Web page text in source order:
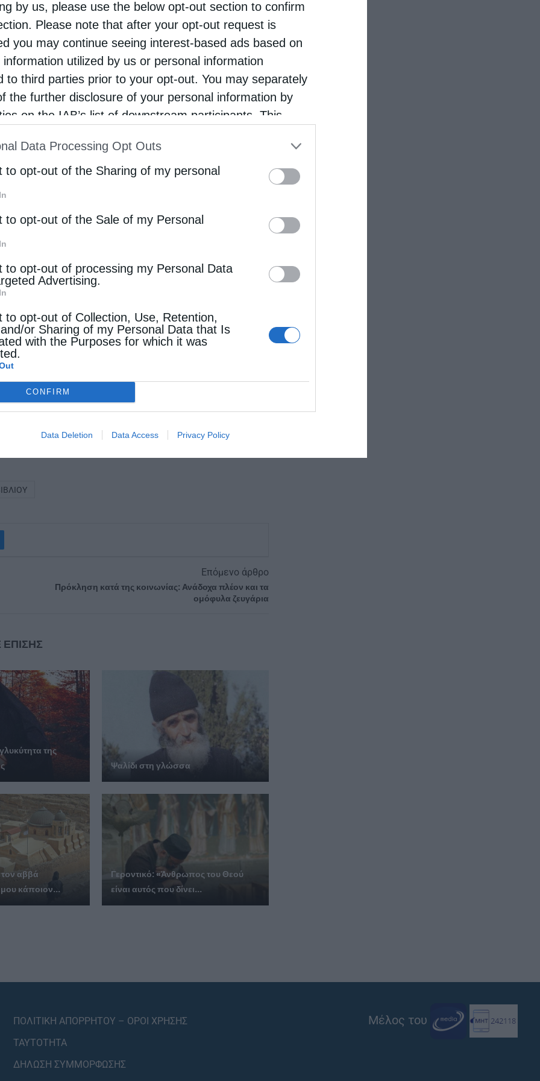
by us, please use the below opt-out section to confirm
Please note that after your opt-out request is
you may continue seeing interest-based ads based on
information utilized by us or personal information
to third parties prior to your opt-out. You may separately
the further disclosure of your personal information by
on the IAB’s list of downstream participants. This
of Downstream Participantsthat may further disclose it to
parties.
Data Processing Opt Outs
to opt-out of the Sharing of my personal
to opt-out of the Sale of my Personal
to opt-out of processing my Personal Data
Advertising.
to opt-out of Collection, Use, Retention,
or Sharing of my Personal Data that Is
with the Purposes for which it was
CONFIRM
Data Deletion Data Access Privacy Policy
την κοίμησή του για να επιβεβαιώσει το λόγο
(Λουκ. 6,21). Γέλασε τον μακάριο γέλωτα
του μάς καλεί στην αιωνιότητα»,
Χαιρετισμό, ο Μακαριώτατος
Β΄, ο Αρχιμ. Χρυσόστομος,
ως εκπρόσωπος του Οικουμενικού
Λεμεσού κ. Αθανάσιος, ο
και ο συγγραφέας του τόμου Αρχιμ. Εφραίμ,
τον π. Χρυσόστομο Παπαδάκη, Αρχιμανδρίτη
Βεροίας. Η Ελληνική Βυζαντινή
θα ψάλλει ύμνους προς τιμήν του
«Γέρων Ἰωσὴφ Βατοπαιδινός (1.7.1921
του Γέροντος.
Μουσικής θα μοιράζονται δελτία
6:00 μ.μ. και θα τηρηθεί σειρά
Επόμενο άρθρο
Πρόκληση κατά της κοινωνίας: Ανάδοχα πλέον και τα
ομόφυλα ζευγάρια
ΕΠΙΣΗΣ
της
Ψαλίδι στη γλώσσα
αββά
κάποιον...
Γεροντικό: «Άνθρωπος του Θεού
είναι αυτός που δίνει...
ΠΟΛΙΤΙΚΗ ΑΠΟΡΡΗΤΟΥ – ΟΡΟΙ ΧΡΗΣΗΣ
ΤΑΥΤΟΤΗΤΑ
ΔΗΛΩΣΗ ΣΥΜΜΟΡΦΩΣΗΣ
Μέλος του